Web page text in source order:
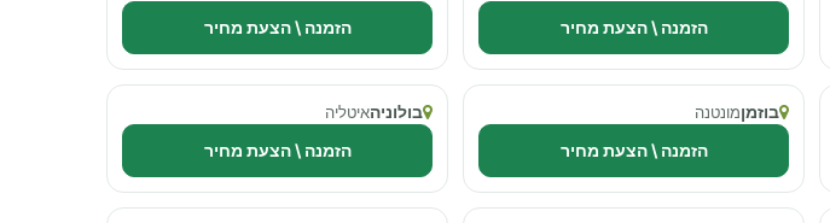
הזמנה \ הצעת מחיר הזמנה \ הצעת מחיר
בוזמןמונטנה
הזמנה \ הצעת מחיר
בולוניהאיטליה
הזמנה \ הצעת מחיר